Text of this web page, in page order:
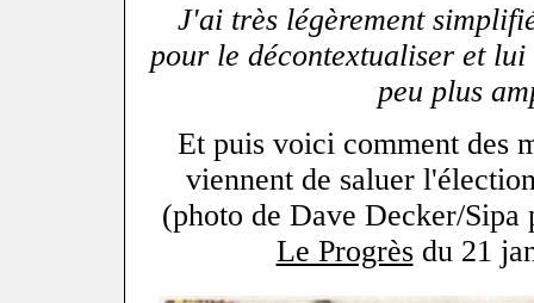
J'ai très légèrement
pour le décontextualiser et
peu plus
Et puis voici comment des
viennent de saluer
(photo de Dave Decker/Sipa
Le Progrèsdu 21